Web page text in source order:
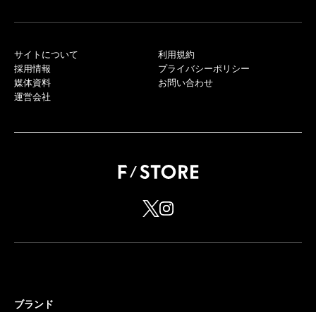
サイトについて
採用情報
媒体資料
運営会社
利用規約
プライバシーポリシー
お問い合わせ
ブランド